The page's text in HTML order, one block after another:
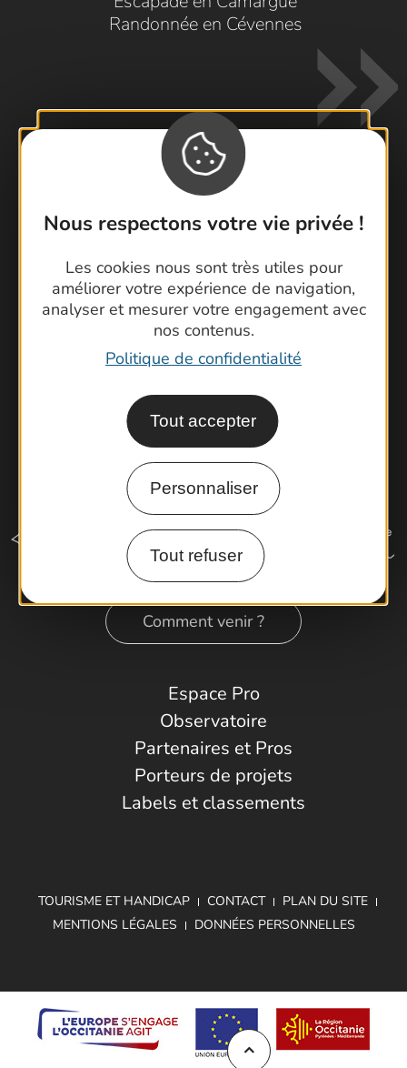
Nous respectons votre vie privée !
Les cookies nous sont très utiles pour
améliorer votre expérience de navigation,
analyser et mesurer votre engagement avec
nos contenus.
Politique de confidentialité
Tout accepter
Personnaliser
Tout refuser
Randonnée en Cévennes
Contactez-nous !
Brochures
Cartoguides et Topoguides
Latitude Gard
Comment venir ?
Espace Pro
Observatoire
Partenaires et Pros
Porteurs de projets
Labels et classements
TOURISME ET HANDICAP CONTACT
PLAN DU SITE
MENTIONS LÉGALES
DONNÉES PERSONNELLES